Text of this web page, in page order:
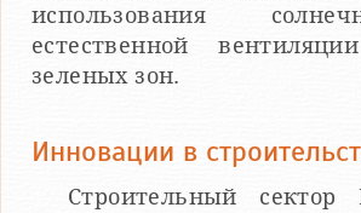
использования
естественной
зеленых зон.
Инновации в
Строительный сектор